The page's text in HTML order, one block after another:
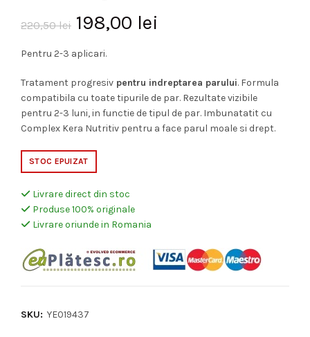
220,50lei Prețul
inițial
a
fost:
198,00 lei
este:
198,00 lei.
Pentru 2-3 aplicari.
Tratament progresiv pentru indreptarea parului. Formula
compatibila cu toate tipurile de par. Rezultate vizibile
pentru 2-3 luni, in functie de tipul de par. Imbunatatit cu
Complex Kera Nutritiv pentru a face parul moale si drept.
STOC EPUIZAT
Livrare direct din stoc
Produse 100% originale
Livrare oriunde in Romania
SKU: YE019437